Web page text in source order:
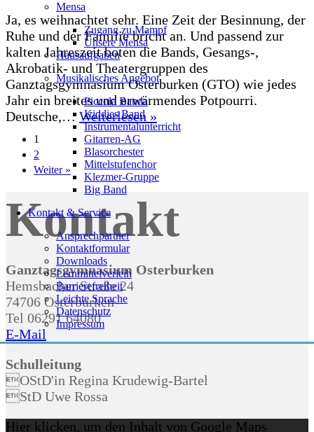
Mensa
Zugang zu Mampf
Unsere Mensa
Hausaufgaben
Musikalisches Angebot
Piccola Banda
Kiddies Band
Instrumentalunterricht
Gitarren-AG
Blasorchester
Mittelstufenchor
Klezmer-Gruppe
Big Band
Kontakt & Service
Ansprechpartner
Kontaktformular
Downloads
Lernmittelverleih
Barrierefreiheit
Leichte Sprache
Datenschutz
Impressum
Ja, es weihnachtet sehr. Eine Zeit der Besinnung, der
Ruhe und der Familie bricht an. Und passend zur
kalten Jahreszeit boten die Bands, Gesangs-,
Akrobatik- und Theatergruppen des
Ganztagsgymnasium Osterburken (GTO) wie jedes
Jahr ein breites und erwärmendes Potpourri.
Deutsche,…Weiterlesen »
Haus
GTO–
Weihnachtskonzert
1
2
Weiter »
Kontakt
Ganztagsgymnasium Osterburken
Hemsbacher Straße 24
74706 Osterburken
Tel 06291 64080
E-Mail
Schulleitung
OStD'in Regina Krudewig-Bartel
StD Uwe Rossa
Inhalt
Hier klicken, um den Inhalt von Google Maps